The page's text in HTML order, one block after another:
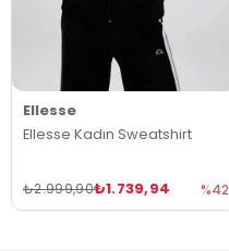
Ellesse
Ellesse Kadın Sweatshirt
₺1.739,94
₺2.999,90 %42